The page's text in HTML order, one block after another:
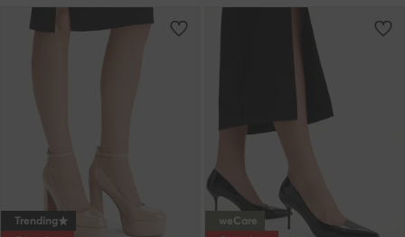
Trending
weCare